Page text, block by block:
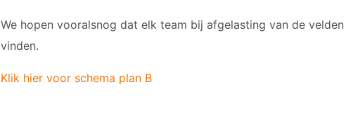
MO13-1
We hopen vooralsnog dat elk team bij afgelasting van de
vinden.
Klik hier voor schema plan B